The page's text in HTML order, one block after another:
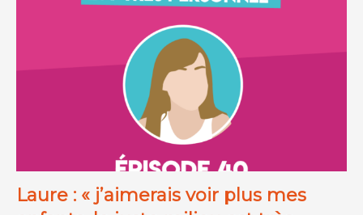
Laure : « j’aimerais voir plus mes